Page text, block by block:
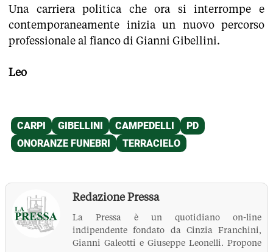
Una carriera politica che ora si interrompe e
contemporaneamente inizia un nuovo percorso
professionale al fianco di Gianni Gibellini.
Leo
Redazione Pressa
La Pressa è un quotidiano on-line
indipendente fondato da Cinzia Franchini,
Gianni Galeotti e Giuseppe Leonelli. Propone